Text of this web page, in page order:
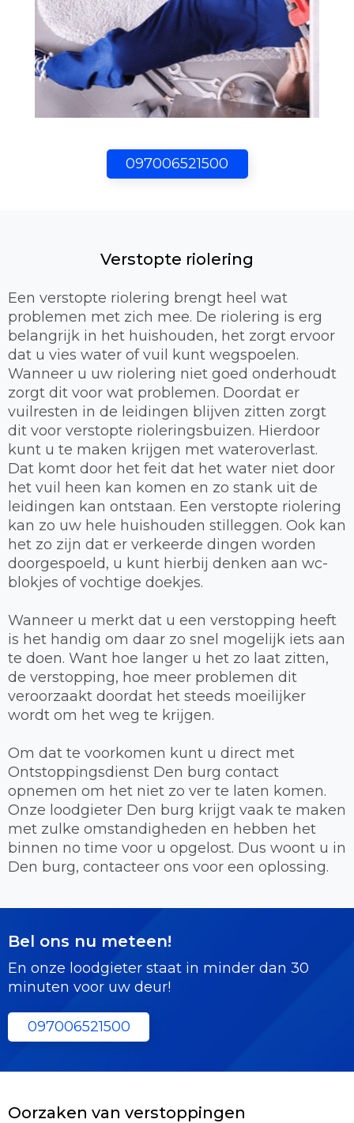
097006521500
Verstopte riolering
Een verstopte riolering brengt heel wat
problemen met zich mee. De riolering is erg
belangrijk in het huishouden, het zorgt ervoor
dat u vies water of vuil kunt wegspoelen.
Wanneer u uw riolering niet goed onderhoudt
zorgt dit voor wat problemen. Doordat er
vuilresten in de leidingen blijven zitten zorgt
dit voor verstopte rioleringsbuizen. Hierdoor
kunt u te maken krijgen met wateroverlast.
Dat komt door het feit dat het water niet door
het vuil heen kan komen en zo stank uit de
leidingen kan ontstaan. Een verstopte riolering
kan zo uw hele huishouden stilleggen. Ook kan
het zo zijn dat er verkeerde dingen worden
doorgespoeld, u kunt hierbij denken aan wc-
blokjes of vochtige doekjes.
Wanneer u merkt dat u een verstopping heeft
is het handig om daar zo snel mogelijk iets aan
te doen. Want hoe langer u het zo laat zitten,
de verstopping, hoe meer problemen dit
veroorzaakt doordat het steeds moeilijker
wordt om het weg te krijgen.
Om dat te voorkomen kunt u direct met
Ontstoppingsdienst Den burg contact
opnemen om het niet zo ver te laten komen.
Onze loodgieter Den burg krijgt vaak te maken
met zulke omstandigheden en hebben het
binnen no time voor u opgelost. Dus woont u in
Den burg, contacteer ons voor een oplossing.
Bel ons nu meteen!
En onze loodgieter staat in minder dan 30
minuten voor uw deur!
097006521500
Oorzaken van verstoppingen